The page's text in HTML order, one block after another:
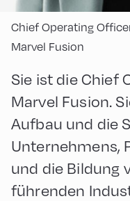
Chief Operating
Marvel Fusion
Sie ist die Chief
Marvel Fusion.
Aufbau und die
Unternehmens,
und die Bildung
führenden